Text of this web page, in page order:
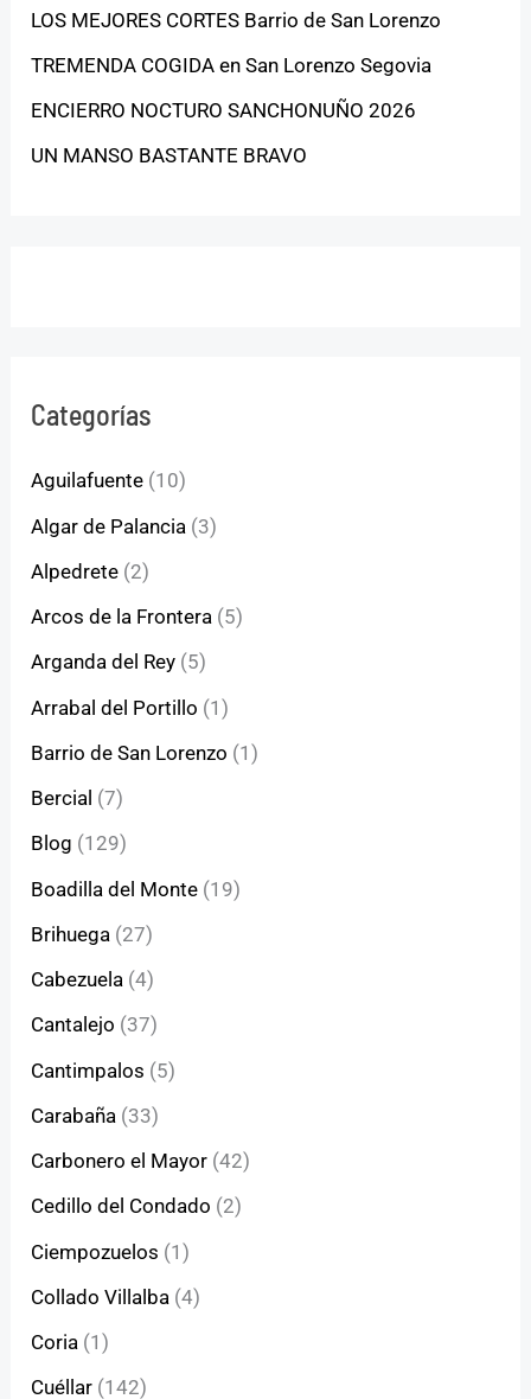
LOS MEJORES CORTES Barrio de San Lorenzo
TREMENDA COGIDA en San Lorenzo Segovia
ENCIERRO NOCTURO SANCHONUÑO 2026
UN MANSO BASTANTE BRAVO
Categorías
Aguilafuente (10)
Algar de Palancia (3)
Alpedrete (2)
Arcos de la Frontera (5)
Arganda del Rey (5)
Arrabal del Portillo (1)
Barrio de San Lorenzo (1)
Bercial (7)
Blog (129)
Boadilla del Monte (19)
Brihuega (27)
Cabezuela (4)
Cantalejo (37)
Cantimpalos (5)
Carabaña (33)
Carbonero el Mayor (42)
Cedillo del Condado (2)
Ciempozuelos (1)
Collado Villalba (4)
Coria (1)
Cuéllar (142)